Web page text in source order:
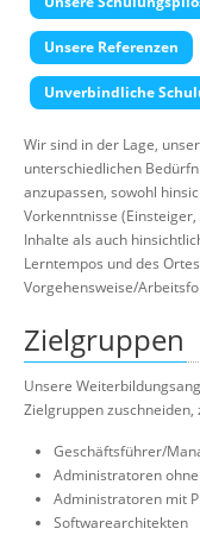
Über
Suche
Unsere Referenzen
Unverbindliche
Wir sind in der Lage,
unterschiedlichen
anzupassen, sowohl
Vorkenntnisse
Inhalte als auch
Lerntempos und des
Vorgehensweise/
Zielgruppen
Unsere
Zielgruppen zuschneiden,
Geschäftsführer/
Administratoren
Administratoren mit
Softwarearchitekten